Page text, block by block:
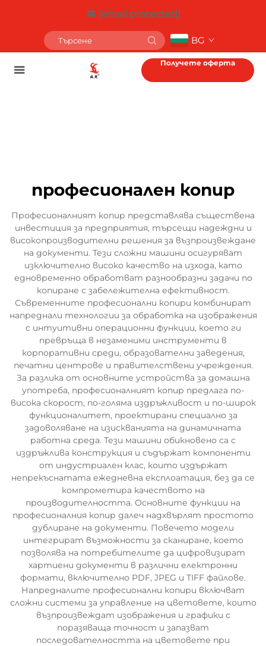
[email protected]
BG
Получете оферта
професионален копир
Професионалният копир представлява съществена
инвестиция за предприятия, търсещи надеждни и
високопроизводителни решения за възпроизвеждане
на документи. Тези сложни машини осигуряват
изключително високо качество на изхода, като
едновременно обработват разнообразни задачи по
копиране с забележителна ефективност.
Съвременните професионални копири комбинират
напреднали технологии за обработка на изображения
с интуитивни операционни функции, което ги
превръща в незаменими инструменти в
корпоративни среди, образователни заведения,
печатни центрове и правителствени учреждения.
За разлика от основните устройства за домашна
употреба, професионалният копир предлага по-
висока скорост, по-голяма издръжливост и по-широк
функционалитет, проектирани специално за
задоволяване на изискванията на динамичната
работна среда. Тези машини обикновено са с
издръжлива конструкция и съдържат компоненти
от индустриален клас, които издържат
непрекъснатата ежедневна експлоатация, без да се
компрометира качеството на
производителността. Основните функции на
професионалния копир далеч надхвърлят простото
дублиране на документи. Повечето модели
интегрират възможности за сканиране, което
позволява на потребителите да цифровизират
хартиени документи в различни електронни
формати, включително PDF, JPEG и TIFF файлове.
Напредналите професионални копири включват
сложни системи за управление на цветовете, които
възпроизвеждат изображения и графики с
поразяваща точност и запазват
последователността на цветовете при